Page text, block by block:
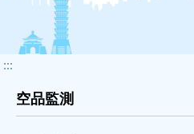
:::
空品監測